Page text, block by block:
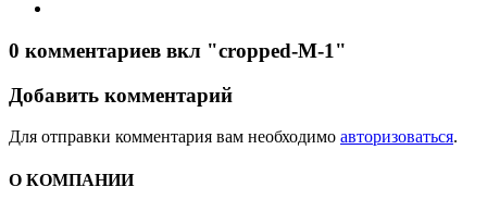
0 комментариев вкл "cropped-M-1"
Добавить комментарий
Для отправки комментария вам необходимо авторизоваться.
О КОМПАНИИ